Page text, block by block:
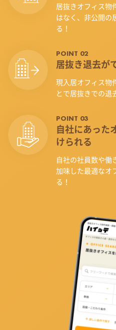
居抜きオフィス物
はなく、非公開の
る！
POINT 02
居抜き退去が
現入居オフィス物
とで居抜きでの退
POINT 03
自社にあった
けられる
自社の社員数や働
加味した最適なオ
る！